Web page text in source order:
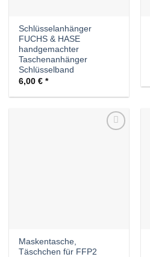
Schlüsselanhänger
FUCHS & HASE
handgemachter
Taschenanhänger
Schlüsselband
6,00€
Maskentasche,
Täschchen für FFP2